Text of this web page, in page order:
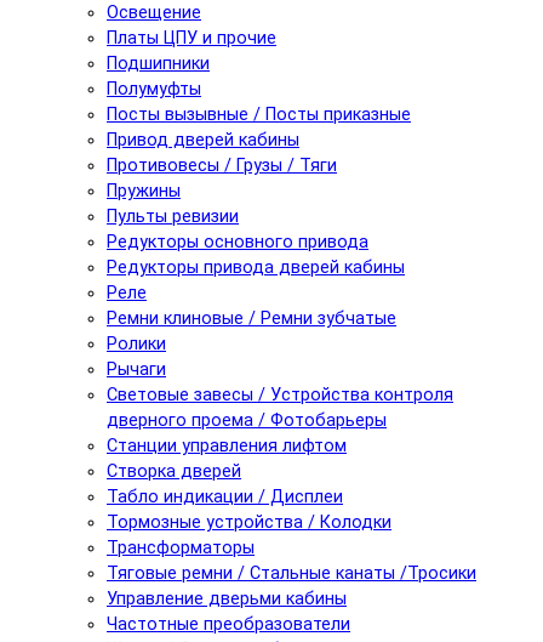
Освещение
Платы ЦПУ и прочие
Подшипники
Полумуфты
Посты вызывные / Посты приказные
Привод дверей кабины
Противовесы / Грузы / Тяги
Пружины
Пульты ревизии
Редукторы основного привода
Редукторы привода дверей кабины
Реле
Ремни клиновые / Ремни зубчатые
Ролики
Рычаги
Световые завесы / Устройства контроля
дверного проема / Фотобарьеры
Станции управления лифтом
Створка дверей
Табло индикации / Дисплеи
Тормозные устройства / Колодки
Трансформаторы
Тяговые ремни / Стальные канаты /Тросики
Управление дверьми кабины
Частотные преобразователи